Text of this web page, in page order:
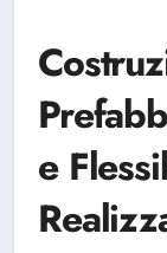
e